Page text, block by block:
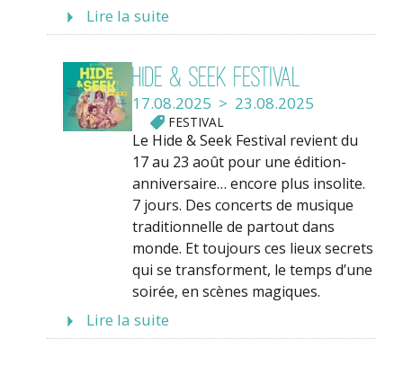
Lire la suite
Hide & Seek Festival
17.08.2025 > 23.08.2025
FESTIVAL
Le Hide & Seek Festival revient du
17 au 23 août pour une édition-
anniversaire… encore plus insolite.
7 jours. Des concerts de musique
traditionnelle de partout dans
monde. Et toujours ces lieux secrets
qui se transforment, le temps d’une
soirée, en scènes magiques.
Lire la suite